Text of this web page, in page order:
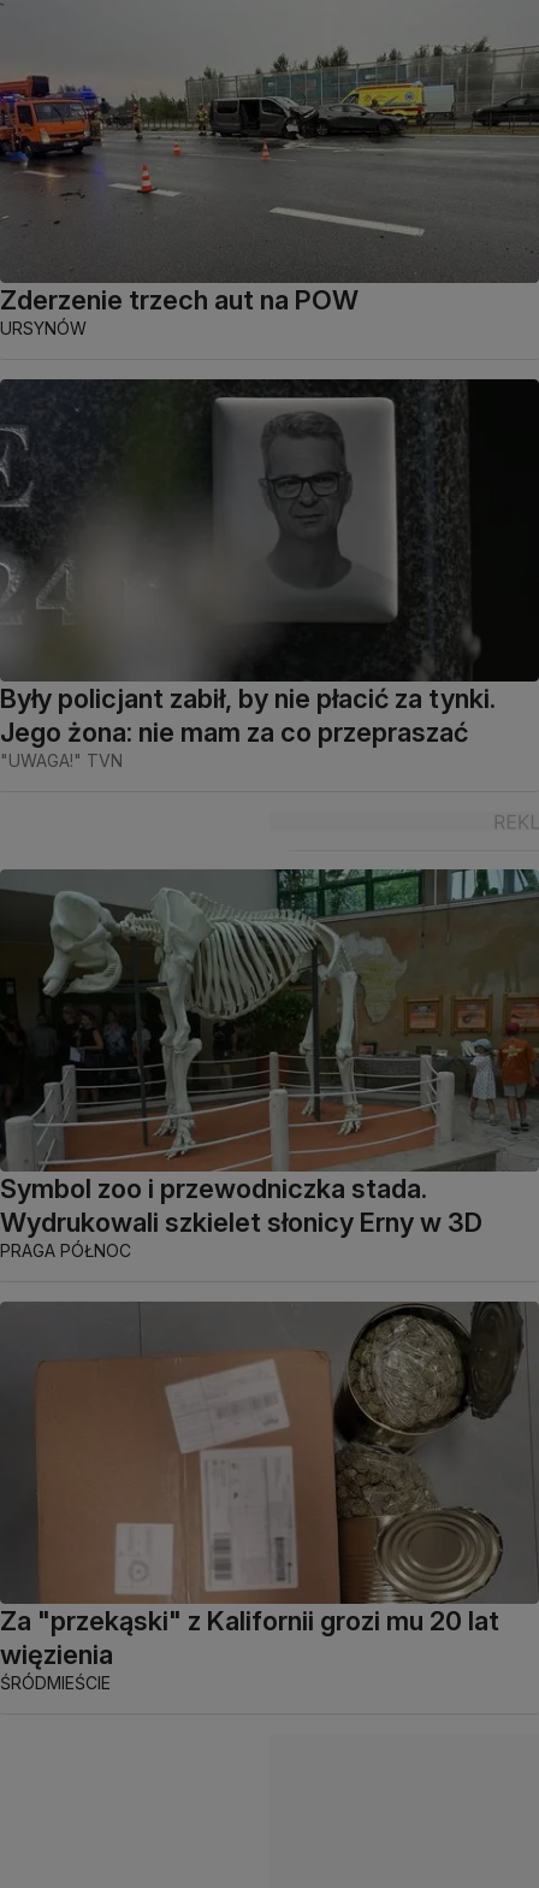
Zderzenie trzech aut na POW
URSYNÓW
Były policjant zabił, by nie płacić za tynki.
Jego żona: nie mam za co przepraszać
"UWAGA!" TVN
Symbol zoo i przewodniczka stada.
Wydrukowali szkielet słonicy Erny w 3D
PRAGA PÓŁNOC
Za "przekąski" z Kalifornii grozi mu 20 lat
więzienia
ŚRÓDMIEŚCIE